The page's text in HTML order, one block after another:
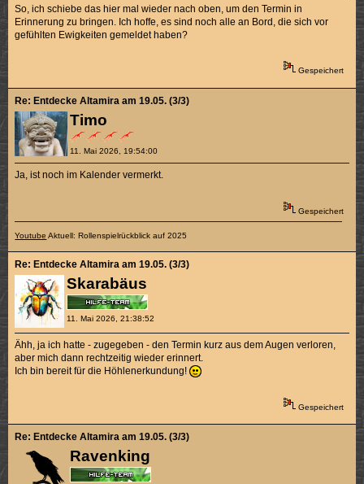
So, ich schiebe das hier mal wieder nach oben, um den Termin in
Erinnerung zu bringen. Ich hoffe, es sind noch alle an Bord, die sich vor
gefühlten Ewigkeiten gemeldet haben?
Gespeichert
Timo
11. Mai 2026, 19:54:00
Re: Entdecke Altamira am 19.05. (3/3)
Ja, ist noch im Kalender vermerkt.
Gespeichert
Youtube Aktuell: Rollenspielrückblick auf 2025
Skarabäus
11. Mai 2026, 21:38:52
Re: Entdecke Altamira am 19.05. (3/3)
Ähh, ja ich hatte - zugegeben - den Termin kurz aus dem Augen verloren,
aber mich dann rechtzeitig wieder erinnert.
Ich bin bereit für die Höhlenerkundung!
Gespeichert
Ravenking
Re: Entdecke Altamira am 19.05. (3/3)